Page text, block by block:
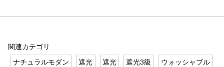
関連カテゴリ
ナチュラルモダン
遮光 遮光 遮光3級 ウォッシャブル